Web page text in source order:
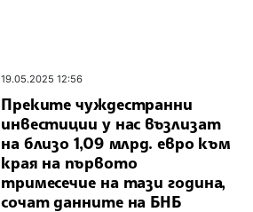
19.05.2025 12:56
Преките чуждестранни
инвестиции у нас възлизат
на близо 1,09 млрд. евро към
края на първото
тримесечие на тази година,
сочат данните на БНБ